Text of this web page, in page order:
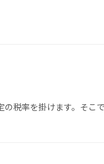
税率を掛けます。そこ